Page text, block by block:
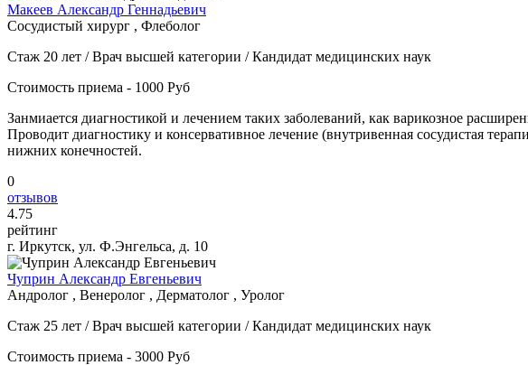
Макеев Александр Геннадьевич
Сосудистый хирург , Флеболог
Стаж 20 лет / Врач высшей категории / Кандидат медицинских наук
Стоимость приема - 1000 Руб
Занмиается диагностикой и лечением таких заболеваний, как варикозное
Проводит диагностику и консервативное лечение (внутривенная сосудистая
нижних конечностей.
0
отзывов
4.75
рейтинг
г. Иркутск, ул. Ф.Энгельса, д. 10
Чуприн Александр Евгеньевич
Андролог , Венеролог , Дерматолог , Уролог
Стаж 25 лет / Врач высшей категории / Кандидат медицинских наук
Стоимость приема - 3000 Руб